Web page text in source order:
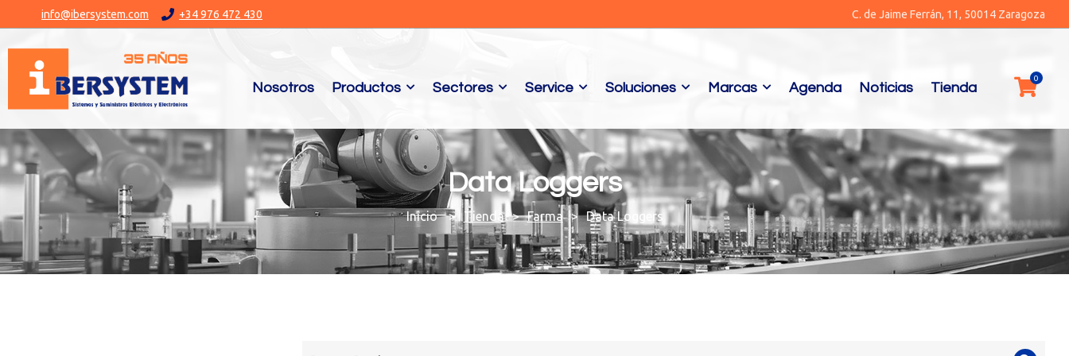
info@ibersystem.com +34 976 472 430 C. de Jaime Ferrán, 11, 50014 Zaragoza
Nosotros Productos Sectores Service Soluciones Marcas Agenda Noticias Tienda
Data Loggers
You are here: Tienda Farma Data Loggers